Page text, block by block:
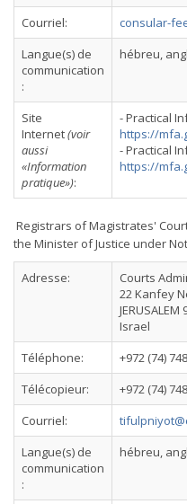
Courriel:
consular-
Langue(s) de
communication
:
hébreu,
Site
Internet(voir
aussi
«Information
pratique»):
- Practical
https://
- Practical
https://
Registrars of Magistrates'
the Minister of Justice under
Adresse:
Courts
22 Kanfey
JERUSALEM
Israel
Téléphone:
+972 (74)
Télécopieur:
+972 (74)
Courriel:
Langue(s) de
communication
:
hébreu,